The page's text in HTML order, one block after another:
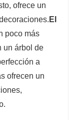
habitación
ofrece un
El
poco más
un árbol de
a
ofrecen un